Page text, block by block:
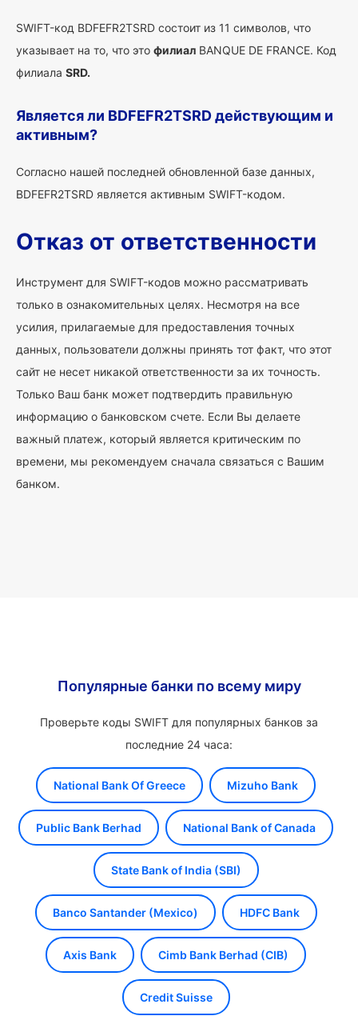
SWIFT-код BDFEFR2TSRD состоит из 11 символов, что
указывает на то, что это филиал BANQUE DE FRANCE. Код
филиала SRD.
Является ли BDFEFR2TSRD действующим и
активным?
Согласно нашей последней обновленной базе данных,
BDFEFR2TSRD является активным SWIFT-кодом.
Отказ от ответственности
Инструмент для SWIFT-кодов можно рассматривать
только в ознакомительных целях. Несмотря на все
усилия, прилагаемые для предоставления точных
данных, пользователи должны принять тот факт, что этот
сайт не несет никакой ответственности за их точность.
Только Ваш банк может подтвердить правильную
информацию о банковском счете. Если Вы делаете
важный платеж, который является критическим по
времени, мы рекомендуем сначала связаться с Вашим
банком.
Популярные банки по всему миру
Проверьте коды SWIFT для популярных банков за
последние 24 часа:
National Bank Of Greece Mizuho Bank
Public Bank Berhad National Bank of Canada
State Bank of India (SBI)
Banco Santander (Mexico) HDFC Bank
Axis Bank Cimb Bank Berhad (CIB)
Credit Suisse